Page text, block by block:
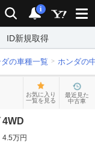
検索 通知
i
ID新規取得
の車種一覧 ホンダの
お気に入り
一覧を見る
最近見た
中古車
4WD
4.5万円